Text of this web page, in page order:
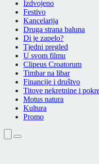
Izdvojeno
Festivo
Kancelarija
Druga strana baluna
Di je zapelo?
Tjedni pregled
U svom filmu
Clipeus Croatorum
Timbar na libar
Financije i društvo
Titove nekretnine i
Motus natura
Kultura
Promo